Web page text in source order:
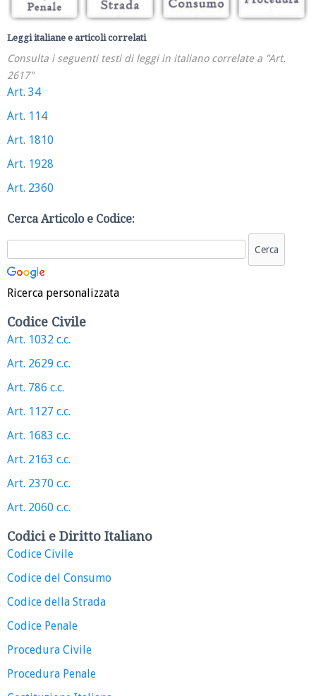
Leggi italiane e articoli correlati
Consulta i seguenti testi di leggi in italiano correlate a "Art.
2617"
Art. 34
Art. 114
Art. 1810
Art. 1928
Art. 2360
Cerca Articolo e Codice:
Ricerca personalizzata
Codice Civile
Art. 1032 c.c.
Art. 2629 c.c.
Art. 786 c.c.
Art. 1127 c.c.
Art. 1683 c.c.
Art. 2163 c.c.
Art. 2370 c.c.
Art. 2060 c.c.
Codici e Diritto Italiano
Codice Civile
Codice del Consumo
Codice della Strada
Codice Penale
Procedura Civile
Procedura Penale